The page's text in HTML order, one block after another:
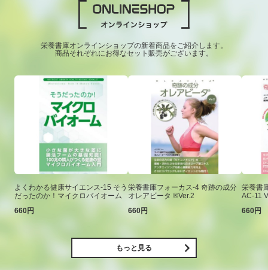
栄養書庫オンラインショップの新着商品をご紹介します。
商品それぞれにお得なセット販売がございます。
よくわかる健康サイエンス-15 そう
だったのか！マイクロバイオーム
660円
栄養書庫フォーカス-4 奇跡の成分
オレアビータ ®Ver.2
660円
栄養書
AC-11
660円
もっと見る